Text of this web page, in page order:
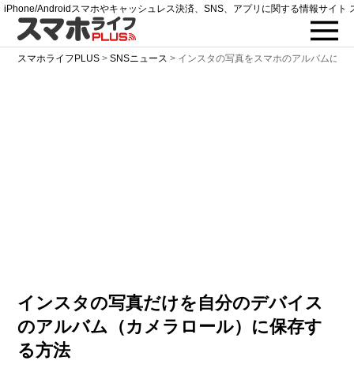
iPhone/Androidスマホやキャッシュレス決済、SNS、アプリに関する情報サイト
スマホライフPLUS >SNSニュース > インスタの写真をスマホのアルバムに保
インスタの写真だけを自分のデバイス
のアルバム（カメラロール）に保存す
る方法